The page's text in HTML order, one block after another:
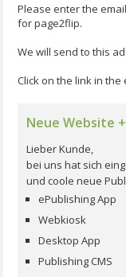
Please enter the
for page2flip.
We will send to this
Click on the link in
Neue Website
Lieber Kunde,
bei uns hat sich
und coole neue
ePublishing App
Webkiosk
Desktop App
Publishing CMS